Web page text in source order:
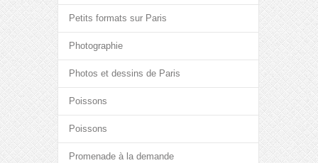
Petits formats sur Paris
Photographie
Photos et dessins de Paris
Poissons
Poissons
Promenade à la demande